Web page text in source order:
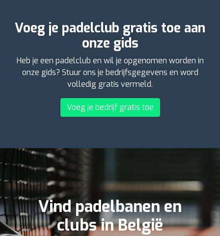
Voeg je padelclub gratis toe aan
onze gids
Heb je een padelclub en wil je opgenomen worden in
onze gids? Stuur ons je bedrijfsgegevens en word
volledig gratis vermeld.
Voeg je bedrijf gratis toe
Vind padelbanen en
clubs in België